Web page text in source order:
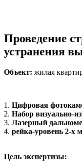
Проведение
устранения
Объект: жилая
1. Цифровая
2. Набор визуально-
3. Лазерный
4. рейка-уровень 2-х
Цель экспертизы: